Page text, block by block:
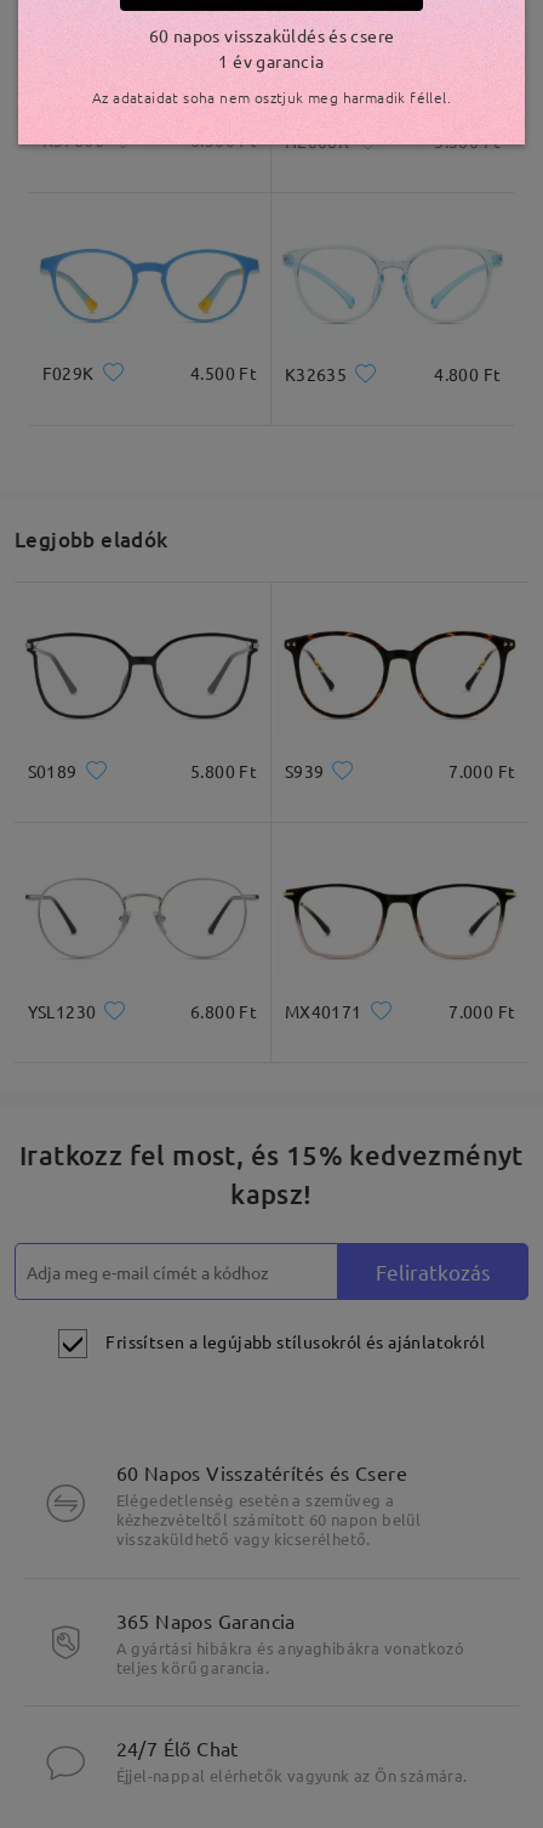
Kiszállítva
K57666 6.300 Ft N2008K 3.500 Ft
F029K 4.500 Ft K32635 4.800 Ft
Legjobb eladók
S0189 5.800 Ft S939 7.000 Ft
YSL1230 6.800 Ft MX40171 7.000 Ft
Iratkozz fel most, és 15% kedvezményt
kapsz!
Feliratkozás
Frissítsen a legújabb stílusokról és ajánlatokról
60 Napos Visszatérítés és Csere
Elégedetlenség esetén a szemüveg a
kézhezvételtől számított 60 napon belül
visszaküldhető vagy kicserélhető.
365 Napos Garancia
A gyártási hibákra és anyaghibákra vonatkozó
teljes körű garancia.
24/7 Élő Chat
Éjjel-nappal elérhetők vagyunk az Ön számára.
60 napos visszaküldés és csere
1 év garancia
Az adataidat soha nem osztjuk meg harmadik féllel.